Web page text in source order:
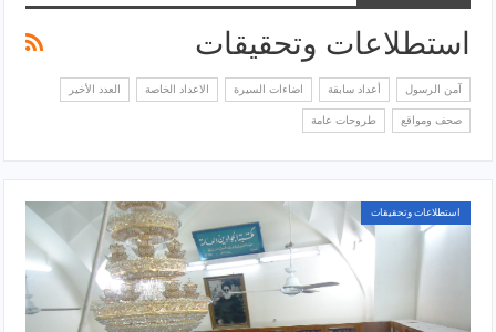
استطلاعات وتحقيقات
آمن الرسول أعداد سابقة اضاءات السيرة الاعداد الخاصة العدد الأخير
صحف ومواقع طروحات عامة
استطلاعات وتحقيقات